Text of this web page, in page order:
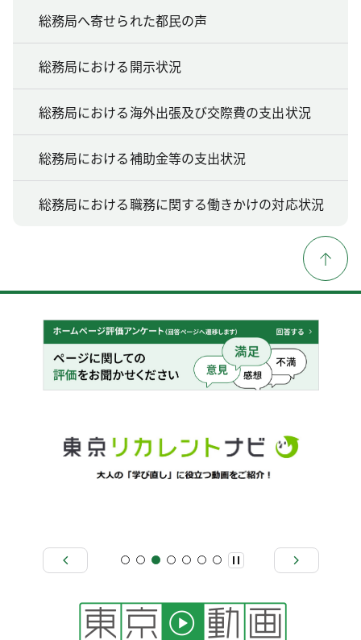
総務局へ寄せられた都民の声
総務局における開示状況
総務局における海外出張及び交際費の支出状況
総務局における補助金等の支出状況
総務局における職務に関する働きかけの対応状況